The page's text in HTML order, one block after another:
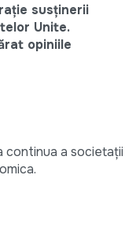
susţinerii
Unite.
opiniile
continua a societații